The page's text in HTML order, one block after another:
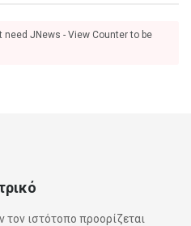
need JNews - View Counter to be
τον ιστότοπο προορίζεται